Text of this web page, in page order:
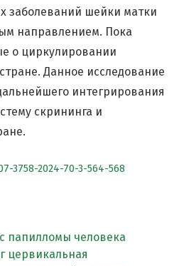
папилломы человека
цервикальная
заболеваний шейки матки
направлением. Пока
о циркулировании
Данное исследование
интегрирования
скрининга и
3758-2024-70-3-564-568